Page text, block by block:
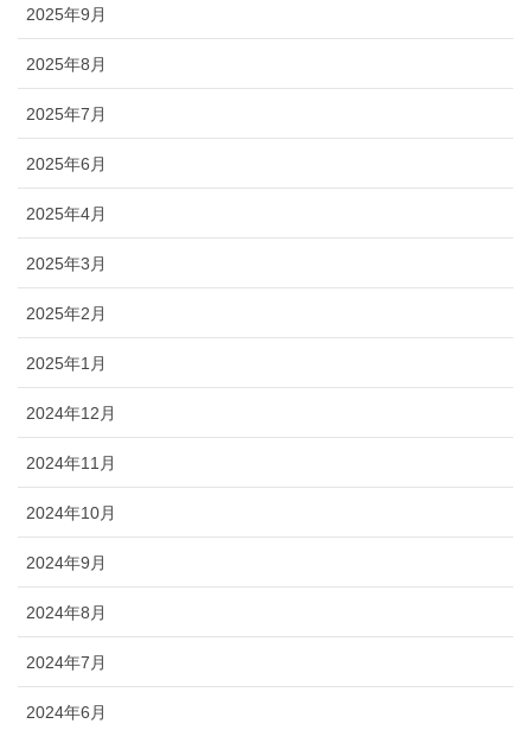
2025年9月
2025年8月
2025年7月
2025年6月
2025年4月
2025年3月
2025年2月
2025年1月
2024年12月
2024年11月
2024年10月
2024年9月
2024年8月
2024年7月
2024年6月